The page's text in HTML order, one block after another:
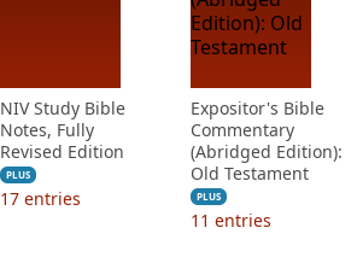
NIV Study Bible
Notes, Fully
Revised Edition
PLUS
17 entries
Expositor's Bible
Commentary
(Abridged Edition):
Old Testament
PLUS
11 entries